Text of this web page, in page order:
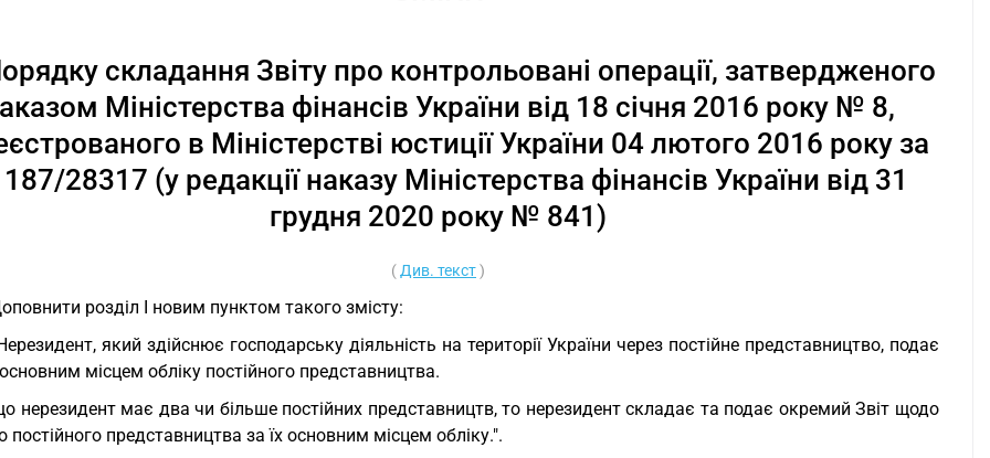
складання Звіту про контрольовані операції, затвердженого
Міністерства фінансів України від 18 січня 2016 року № 8,
в Міністерстві юстиції України 04 лютого 2016 року за
28317 (у редакції наказу Міністерства фінансів України від 31
грудня 2020 року № 841)
( Див. текст)
розділ I новим пунктом такого змісту:
який здійснює господарську діяльність на території України через постійне представництво, подає
місцем обліку постійного представництва.
нерезидент має два чи більше постійних представництв, то нерезидент складає та подає окремий Звіт щодо
постійного представництва за їх основним місцем обліку.".